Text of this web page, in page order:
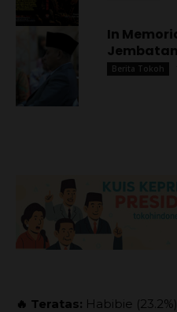
In
Berita Tokoh
🔥 Teratas: Habibie